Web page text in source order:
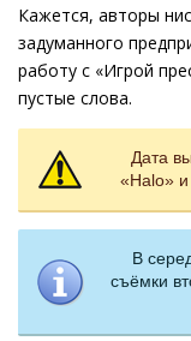
Кажется, авторы
задуманного
работу с «Игрой
пустые слова.
Дата
«Halo»
В
съёмки